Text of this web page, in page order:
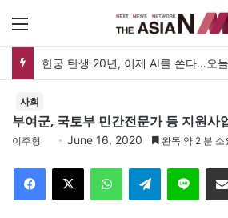
사회
부여군, 국토부 민간전문가 등 지원사
이주형 June 16, 2020 완독 약 2 분 소
Telegram